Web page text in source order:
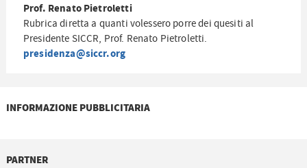
Prof. Renato Pietroletti
Rubrica diretta a quanti volessero porre dei quesiti al
Presidente SICCR, Prof. Renato Pietroletti.
presidenza@siccr.org
INFORMAZIONE PUBBLICITARIA
PARTNER